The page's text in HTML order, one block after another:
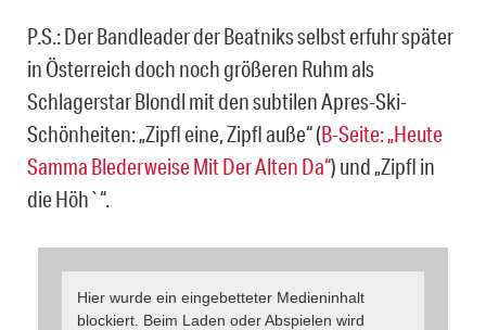
P.S.: Der Bandleader der Beatniks selbst erfuhr später
in Österreich doch noch größeren Ruhm als
Schlagerstar Blondl mit den subtilen Apres-Ski-
Schönheiten: „Zipfl eine, Zipfl auße“ (B-Seite: „Heute
Samma Blederweise Mit Der Alten Da“) und „Zipfl in
die Höh`“.
Hier wurde ein eingebetteter Medieninhalt
blockiert. Beim Laden oder Abspielen wird